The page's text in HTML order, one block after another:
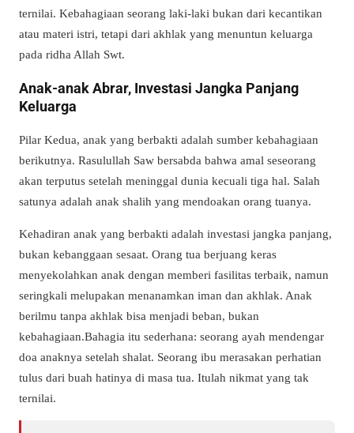
ternilai. Kebahagiaan seorang laki-laki bukan dari kecantikan
atau materi istri, tetapi dari akhlak yang menuntun keluarga
pada ridha Allah Swt.
Anak-anak Abrar, Investasi Jangka Panjang
Keluarga
Pilar Kedua, anak yang berbakti adalah sumber kebahagiaan
berikutnya. Rasulullah Saw bersabda bahwa amal seseorang
akan terputus setelah meninggal dunia kecuali tiga hal. Salah
satunya adalah anak shalih yang mendoakan orang tuanya.
Kehadiran anak yang berbakti adalah investasi jangka panjang,
bukan kebanggaan sesaat. Orang tua berjuang keras
menyekolahkan anak dengan memberi fasilitas terbaik, namun
seringkali melupakan menanamkan iman dan akhlak. Anak
berilmu tanpa akhlak bisa menjadi beban, bukan
kebahagiaan.Bahagia itu sederhana: seorang ayah mendengar
doa anaknya setelah shalat. Seorang ibu merasakan perhatian
tulus dari buah hatinya di masa tua. Itulah nikmat yang tak
ternilai.